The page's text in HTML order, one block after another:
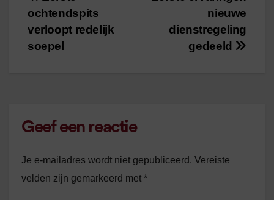
navigatie
nieuwe
dienstregeling
gedeeld
ochtendspits
verloopt redelijk
soepel
Geef een reactie
Je e-mailadres wordt niet gepubliceerd. Vereiste
velden zijn gemarkeerd met *